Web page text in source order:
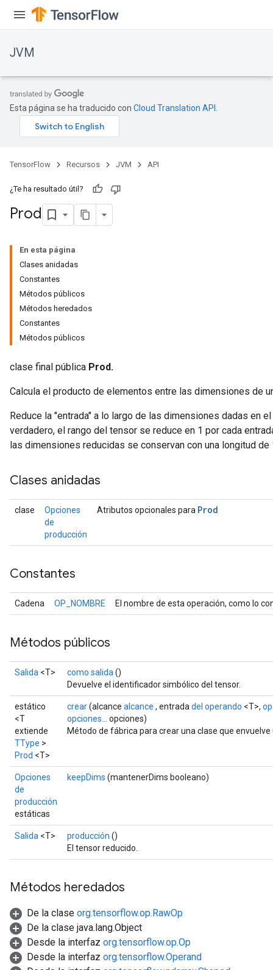
JVM
Esta página se ha traducido con Cloud Translation API
TensorFlow Recursos JVM API
¿Te ha resultado útil?
Prod
En esta página
Clases anidadas
Constantes
Métodos públicos
Métodos heredados
Constantes
Métodos públicos
clase final pública Prod.
Calcula el producto de elementos entre las dimensiones de
Reduce la "entrada" a lo largo de las dimensiones dadas en
verdadero, el rango del tensor se reduce en 1 por cada
las dimensiones reducidas se conservan con una longitud de
Clases anidadas
clase
Opciones
de
producción
Atributos opcionales para Prod
Constantes
Cadena OP_NOMBRE El nombre de esta operación, como lo
Métodos públicos
Salida <T> como salida ()
Devuelve el identificador simbólico del tensor.
estático
<T
extiende
TType >
Prod <T>
crear(alcance alcance , entrada del operando <T>,
opciones...
opciones)
Método de fábrica para crear una clase que
Opciones
de
producción
estáticas
keepDims (mantenerDims booleano)
Salida <T> producción ()
El tensor reducido.
Métodos heredados
De la clase org.tensorflow.op.RawOp
De la clase java.lang.Object
Desde la interfaz org.tensorflow.op.Op
Desde la interfaz org.tensorflow.Operand